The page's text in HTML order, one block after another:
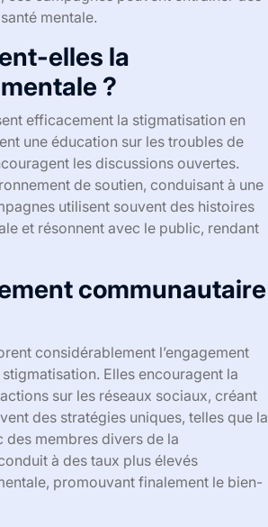
mentale.
elles la
?
efficacement la stigmatisation en
une éducation sur les troubles de
les discussions ouvertes.
de soutien, conduisant à une
utilisent souvent des histoires
et résonnent avec le public, rendant
communautaire
considérablement l’engagement
Elles encouragent la
sur les réseaux sociaux, créant
des stratégies uniques, telles que la
des membres divers de la
à des taux plus élevés
promouvant finalement le bien-